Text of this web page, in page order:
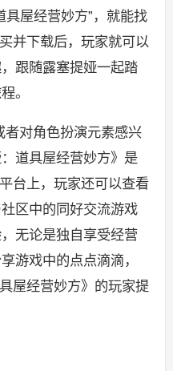
具屋经营妙方”，就能找
并下载后，玩家就可以
跟随露塞提娅一起踏
。
者对角色扮演元素感兴
道具屋经营妙方》是
台上，玩家还可以查看
区中的同好交流游戏
无论是独自享受经营
游戏中的点点滴滴，
屋经营妙方》的玩家提